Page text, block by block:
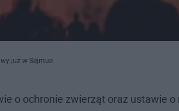
już w Sejmue
o ochronie zwierząt oraz ustawie